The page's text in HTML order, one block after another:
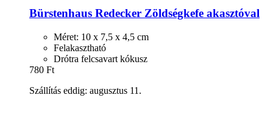
Bürstenhaus Redecker Zöldségkefe akasztóval
Méret: 10 x 7,5 x 4,5 cm
Felakasztható
Drótra felcsavart kókusz
780 Ft
Szállítás eddig: augusztus 11.